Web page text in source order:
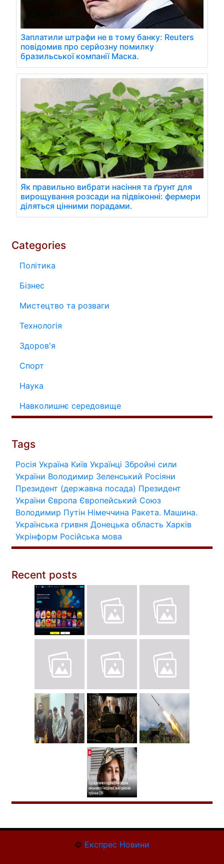
Заплатили штрафи не в тому банку: Reuters
повідомив про серйозну помилку
бразильської компанії Маска.
Як правильно вибрати насіння та ґрунт для
вирощування розсади на підвіконні: фермери
діляться цінними порадами.
Categories
Політика
Бізнес
Мистецтво та розваги
Технологія
Здоров'я
Спорт
Наука
Навколишнє середовище
Tags
Росія Україна Київ Українці Збройні сили
України Володимир Зеленський Росіяни
Президент (державна посада) Президент
України Європа Європейський Союз
Володимир Путін Німеччина Ракета. Машина.
Українська гривня Донецька область Харків
Укрінформ Російська мова
Recent posts
© Експрес Новини